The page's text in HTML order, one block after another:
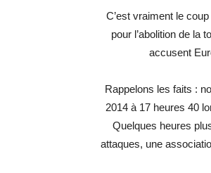
C’est vraiment le
pour l’abolition de la
accusent
Rappelons les faits :
2014 à 17 heures 40
Quelques heures
attaques, une